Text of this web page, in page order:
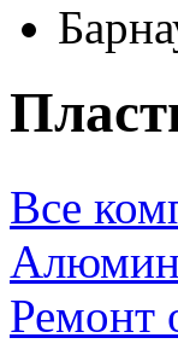
Все
Ремонт